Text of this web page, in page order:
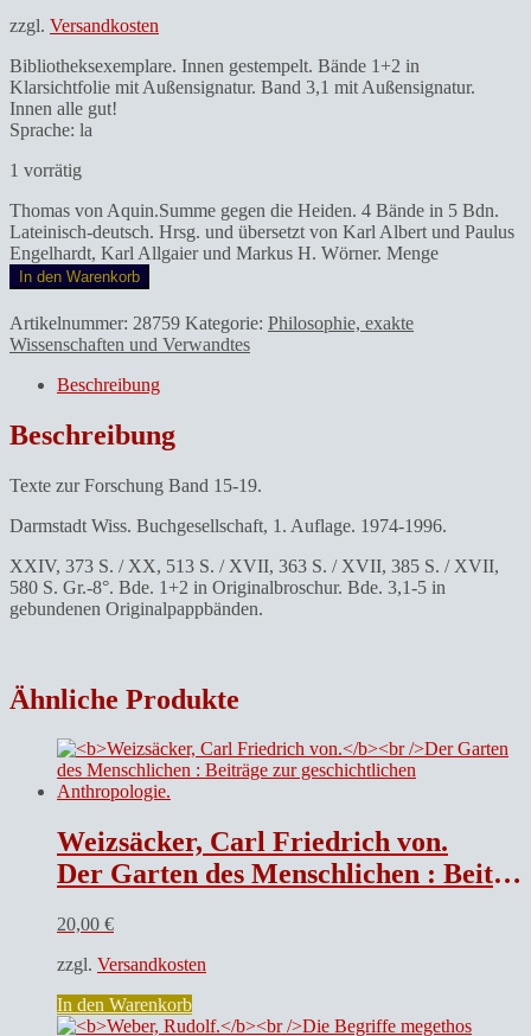
zzgl. Versandkosten
Bibliotheksexemplare. Innen gestempelt. Bände 1+2 in
Klarsichtfolie mit Außensignatur. Band 3,1 mit Außensignatur.
Innen alle gut!
Sprache: la
1 vorrätig
Thomas von Aquin.Summe gegen die Heiden. 4 Bände in 5 Bdn.
Lateinisch-deutsch. Hrsg. und übersetzt von Karl Albert und Paulus
Engelhardt, Karl Allgaier und Markus H. Wörner. Menge
In den Warenkorb
Artikelnummer: 28759 Kategorie: Philosophie, exakte
Wissenschaften und Verwandtes
Beschreibung
Beschreibung
Texte zur Forschung Band 15-19.
Darmstadt Wiss. Buchgesellschaft, 1. Auflage. 1974-1996.
XXIV, 373 S. / XX, 513 S. / XVII, 363 S. / XVII, 385 S. / XVII,
580 S. Gr.-8°. Bde. 1+2 in Originalbroschur. Bde. 3,1-5 in
gebundenen Originalpappbänden.
Ähnliche Produkte
Weizsäcker, Carl Friedrich von.
Der Garten des Menschlichen : Beiträge zur geschichtlichen Anthropologie.
20,00 €
zzgl. Versandkosten
In den Warenkorb